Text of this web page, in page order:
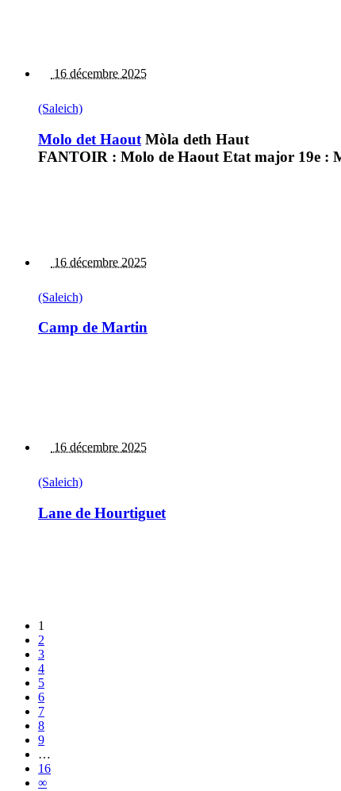
16 décembre 2025
(Saleich)
Molo det Haout Mòla deth Haut
FANTOIR : Molo de Haout Etat major 19e :
16 décembre 2025
(Saleich)
Camp de Martin
16 décembre 2025
(Saleich)
Lane de Hourtiguet
1
2
3
4
5
6
7
8
9
…
16
∞